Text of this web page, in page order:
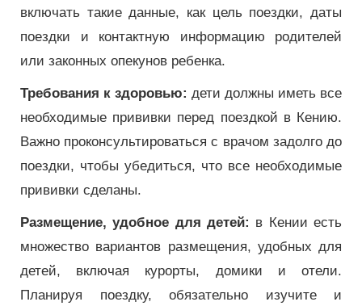
включать такие данные, как цель поездки, даты
поездки и контактную информацию родителей
или законных опекунов ребенка.
Требования к здоровью: дети должны иметь все
необходимые прививки перед поездкой в ​​Кению.
Важно проконсультироваться с врачом задолго до
поездки, чтобы убедиться, что все необходимые
прививки сделаны.
Размещение, удобное для детей: в Кении есть
множество вариантов размещения, удобных для
детей, включая курорты, домики и отели.
Планируя поездку, обязательно изучите и